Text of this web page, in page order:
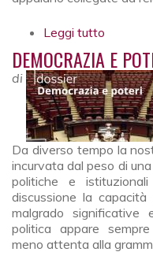
Leggi tutto
DEMOCRAZIA E
di
Da diverso tempo la
incurvata dal peso di
politiche e
discussione la
malgrado
politica appare
meno attenta alla